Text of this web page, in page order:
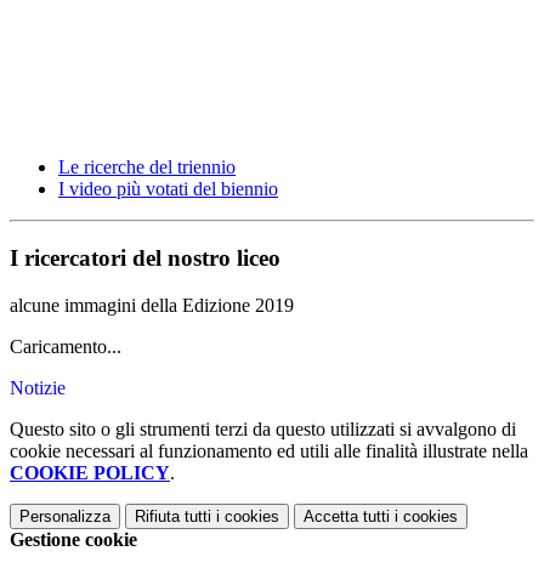
Le ricerche del triennio
I video più votati del biennio
I ricercatori del nostro liceo
alcune immagini della Edizione 2019
Caricamento...
Notizie
Questo sito o gli strumenti terzi da questo utilizzati si avvalgono di
cookie necessari al funzionamento ed utili alle finalità illustrate nella
COOKIE POLICY.
Personalizza Rifiuta tutti i cookies Accetta tutti i cookies
Gestione cookie